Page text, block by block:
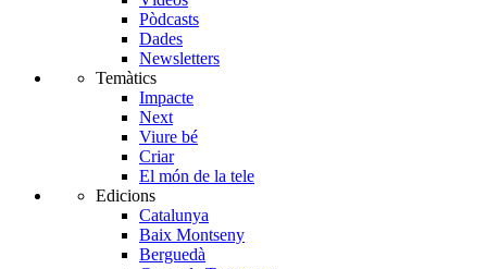
Pòdcasts
Dades
Newsletters
Temàtics
Impacte
Next
Viure bé
Criar
El món de la tele
Edicions
Catalunya
Baix Montseny
Berguedà